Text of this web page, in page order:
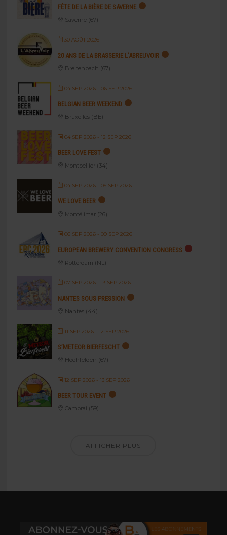
FÊTE DE LA BIÈRE DE SAVERNE
Saverne (67)
30 AOÛT 2026
20 ANS DE LA BRASSERIE L’ABREUVOIR
Breitenbach (67)
04 SEP 2026- 06 SEP 2026
BELGIAN BEER WEEKEND
Bruxelles (BE)
04 SEP 2026- 12 SEP 2026
BEER LOVE FEST
Montpellier (34)
04 SEP 2026- 05 SEP 2026
WE LOVE BEER
Montélimar (26)
06 SEP 2026- 09 SEP 2026
EUROPEAN BREWERY CONVENTION CONGRESS
Rotterdam (NL)
07 SEP 2026- 13 SEP 2026
NANTES SOUS PRESSION
Nantes (44)
11 SEP 2026- 12 SEP 2026
S’METEOR BIERFESCHT
Hochfelden (67)
12 SEP 2026- 13 SEP 2026
BEER TOUR EVENT
Cambrai (59)
AFFICHER PLUS